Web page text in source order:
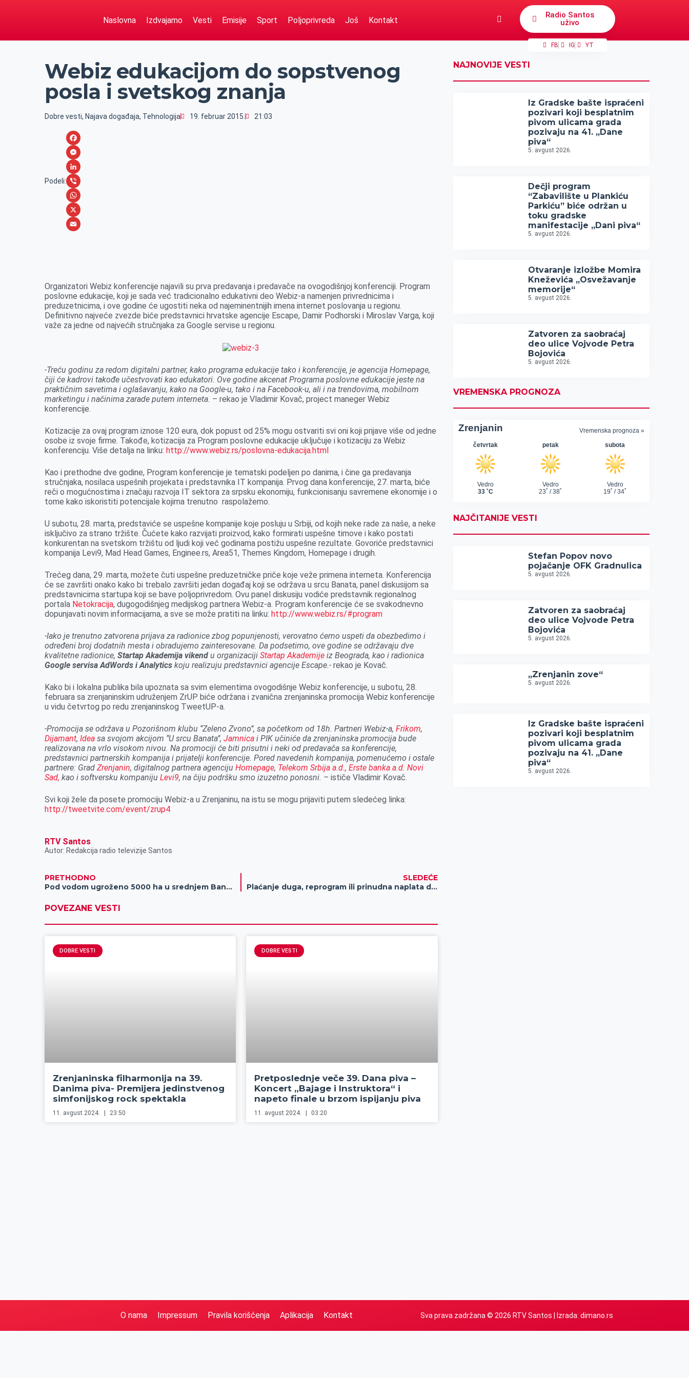
Naslovna Izdvajamo Vesti Emisije Sport Poljoprivreda Još Kontakt
Radio Santos
uživo
FB IG YT
Webiz edukacijom do sopstvenog
posla i svetskog znanja
Dobre vesti, Najava događaja, Tehnologija 19. februar 2015. 21:03
Podeli:
F
a
c
e
b
o
M
e
s
s
e
r
L
i
n
k
n
V
i
b
W
h
A
p
p
X
i
l
Organizatori Webiz konferencije najavili su prva predavanja i predavače na ovogodišnjoj konferenciji. Program
poslovne edukacije, koji je sada već tradicionalno edukativni deo Webiz-a namenjen privrednicima i
preduzetnicima, i ove godine će ugostiti neka od najeminentnijih imena internet poslovanja u regionu.
Definitivno najveće zvezde biće predstavnici hrvatske agencije Escape, Damir Podhorski i Miroslav Varga, koji
važe za jedne od najvećih stručnjaka za Google servise u regionu.
-Treću godinu za redom digitalni partner, kako programa edukacije tako i konferencije, je agencija Homepage,
čiji će kadrovi takođe učestvovati kao edukatori. Ove godine akcenat Programa poslovne edukacije jeste na
praktičnim savetima i oglašavanju, kako na Google-u, tako i na Facebook-u, ali i na trendovima, mobilnom
marketingu i načinima zarade putem interneta. – rekao je Vladimir Kovač, project maneger Webiz
konferencije.
Kotizacije za ovaj program iznose 120 eura, dok popust od 25% mogu ostvariti svi oni koji prijave više od jedne
osobe iz svoje firme. Takođe, kotizacija za Program poslovne edukacije uključuje i kotizaciju za Webiz
konferenciju. Više detalja na linku: http://www.webiz.rs/poslovna-edukacija.html
Kao i prethodne dve godine, Program konferencije je tematski podeljen po danima, i čine ga predavanja
stručnjaka, nosilaca uspešnih projekata i predstavnika IT kompanija. Prvog dana konferencije, 27. marta, biće
reči o mogućnostima i značaju razvoja IT sektora za srpsku ekonomiju, funkcionisanju savremene ekonomije i o
tome kako iskoristiti potencijale kojima trenutno raspolažemo.
U subotu, 28. marta, predstaviće se uspešne kompanije koje posluju u Srbiji, od kojih neke rade za naše, a neke
isključivo za strano tržište. Čućete kako razvijati proizvod, kako formirati uspešne timove i kako postati
konkurentan na svetskom tržištu od ljudi koji već godinama postižu uspešne rezultate. Govoriće predstavnici
kompanija Levi9, Mad Head Games, Enginee.rs, Area51, Themes Kingdom, Homepage i drugih.
Trećeg dana, 29. marta, možete čuti uspešne preduzetničke priče koje veže primena interneta. Konferencija
će se završiti onako kako bi trebalo završiti jedan događaj koji se održava u srcu Banata, panel diskusijom sa
predstavnicima startupa koji se bave poljoprivredom. Ovu panel diskusiju vodiće predstavnik regionalnog
portala Netokracija, dugogodišnjeg medijskog partnera Webiz-a. Program konferencije će se svakodnevno
dopunjavati novim informacijama, a sve se može pratiti na linku: http://www.webiz.rs/#program
-Iako je trenutno zatvorena prijava za radionice zbog popunjenosti, verovatno ćemo uspeti da obezbedimo i
određeni broj dodatnih mesta i obradujemo zainteresovane. Da podsetimo, ove godine se održavaju dve
kvalitetne radionice,Startap Akademija vikend u organizacijiStartap Akademije iz Beograda, kao i radionica
Google servisa AdWords i Analytics koju realizuju predstavnici agencije Escape.-rekao je Kovač.
Kako bi i lokalna publika bila upoznata sa svim elementima ovogodišnje Webiz konferencije, u subotu, 28.
februara sa zrenjaninskim udruženjem ZrUP biće održana i zvanična zrenjaninska promocija Webiz konferencije
u vidu četvrtog po redu zrenjaninskog TweetUP-a.
-Promocija se održava u Pozorišnom klubu ‘’Zeleno Zvono’’, sa početkom od 18h. Partneri Webiz-a,Frikom,
Dijamant,Idea sa svojom akcijom ‘’U srcu Banata’’,Jamnica i PIK učiniće da zrenjaninska promocija bude
realizovana na vrlo visokom nivou. Na promociji će biti prisutni i neki od predavača sa konferencije,
predstavnici partnerskih kompanija i prijatelji konferencije. Pored navedenih kompanija, pomenućemo i ostale
partnere: GradZrenjanin, digitalnog partnera agencijuHomepage, Telekom Srbija a.d., Erste banka a.d. Novi
Sad, kao i softversku kompanijuLevi9, na čiju podršku smo izuzetno ponosni. –ističe Vladimir Kovač.
Svi koji žele da posete promociju Webiz-a u Zrenjaninu, na istu se mogu prijaviti putem sledećeg linka:
http://tweetvite.com/event/zrup4
RTV Santos
Autor: Redakcija radio televizije Santos
PRETHODNO
Pod vodom ugroženo 5000 ha u srednjem Banatu, bageri potonuli pokušavajući da očiste kanale (video)
SLEDEĆE
Plaćanje duga, reprogram ili prinudna naplata dužnim kupcima gasa i toplotne energije
POVEZANE VESTI
DOBRE VESTI
Zrenjaninska filharmonija na 39.
Danima piva- Premijera jedinstvenog
simfonijskog rock spektakla
11. avgust 2024. 23:50
DOBRE VESTI
Pretposlednje veče 39. Dana piva –
Koncert „Bajage i Instruktora“ i
napeto finale u brzom ispijanju piva
11. avgust 2024. 03:20
NAJNOVIJE VESTI
Iz Gradske bašte ispraćeni
pozivari koji besplatnim
pivom ulicama grada
pozivaju na 41. „Dane
piva“
5. avgust 2026.
Dečji program
“Zabavilište u Plankiću
Parkiću” biće održan u
toku gradske
manifestacije „Dani piva“
5. avgust 2026.
Otvaranje izložbe Momira
Kneževića „Osvežavanje
memorije“
5. avgust 2026.
Zatvoren za saobraćaj
deo ulice Vojvode Petra
Bojovića
5. avgust 2026.
VREMENSKA PROGNOZA
NAJČITANIJE VESTI
Stefan Popov novo
pojačanje OFK Gradnulica
5. avgust 2026.
Zatvoren za saobraćaj
deo ulice Vojvode Petra
Bojovića
5. avgust 2026.
„Zrenjanin zove“
5. avgust 2026.
Iz Gradske bašte ispraćeni
pozivari koji besplatnim
pivom ulicama grada
pozivaju na 41. „Dane
piva“
5. avgust 2026.
O nama Impressum Pravila korišćenja Aplikacija Kontakt Sva prava zadržana © 2026 RTV Santos | Izrada: dimano.rs